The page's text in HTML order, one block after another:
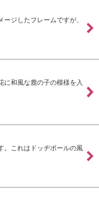
ジしたフレームですが、
に和風な鹿の子の模様を入
。これはドッヂボールの風